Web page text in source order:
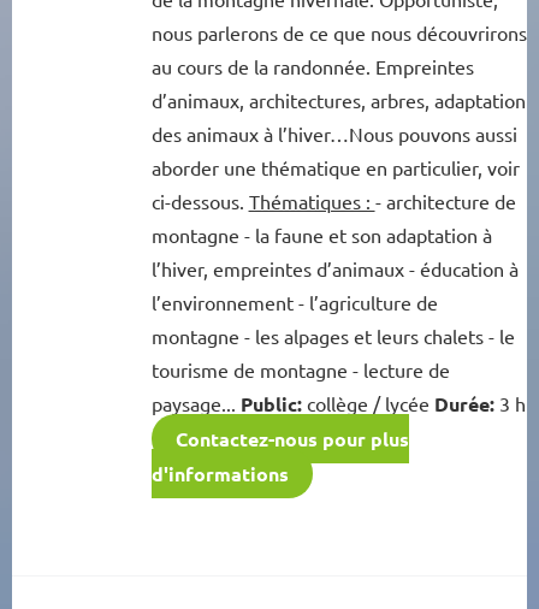
nous parlerons de ce que nous découvrirons
au cours de la randonnée. Empreintes
d’animaux, architectures, arbres, adaptation
des animaux à l’hiver…Nous pouvons aussi
aborder une thématique en particulier, voir
ci-dessous. Thématiques : - architecture de
montagne - la faune et son adaptation à
l’hiver, empreintes d’animaux - éducation à
l’environnement - l’agriculture de
montagne - les alpages et leurs chalets - le
tourisme de montagne - lecture de
paysage... Public:collège / lycée Durée:3 h
Contactez-nous pour plus
d'informations